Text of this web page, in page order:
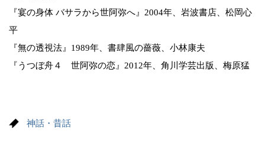
『宴の身体 バサラから世阿弥へ』2004年、岩波書店、松岡心
平
『無の透視法』1989年、書肆風の薔薇、小林康夫
『うつぼ舟４ 世阿弥の恋』2012年、角川学芸出版、梅原猛
神話・昔話